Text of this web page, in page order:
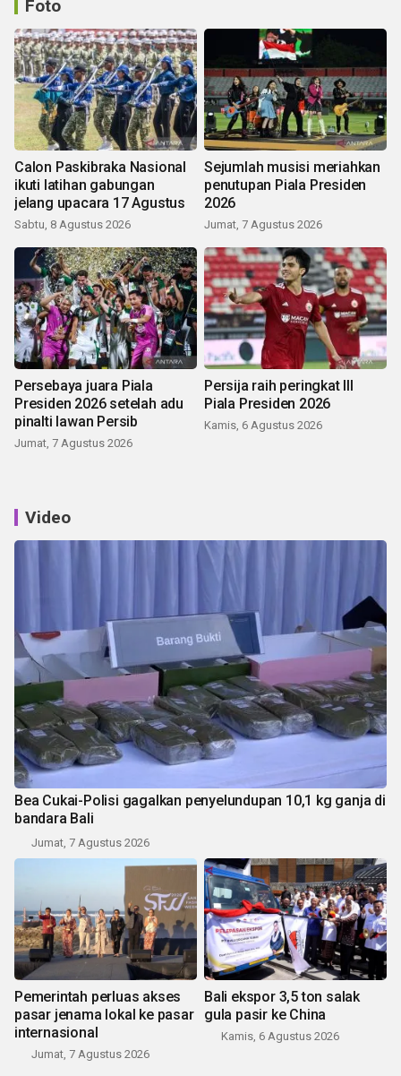
Foto
Calon Paskibraka Nasional
ikuti latihan gabungan
jelang upacara 17 Agustus
Sabtu, 8 Agustus 2026
Sejumlah musisi meriahkan
penutupan Piala Presiden
2026
Jumat, 7 Agustus 2026
Persebaya juara Piala
Presiden 2026 setelah adu
pinalti lawan Persib
Jumat, 7 Agustus 2026
Persija raih peringkat III
Piala Presiden 2026
Kamis, 6 Agustus 2026
Video
Bea Cukai-Polisi gagalkan penyelundupan 10,1 kg ganja di
bandara Bali
Jumat, 7 Agustus 2026
Pemerintah perluas akses
pasar jenama lokal ke pasar
internasional
Jumat, 7 Agustus 2026
Bali ekspor 3,5 ton salak
gula pasir ke China
Kamis, 6 Agustus 2026